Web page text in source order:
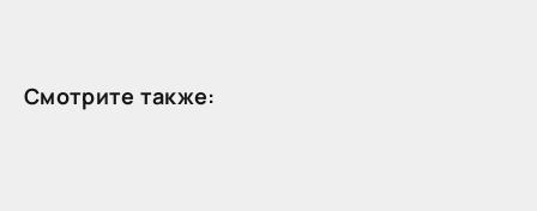
Смотрите также: